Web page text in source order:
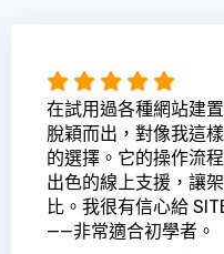
在試用過各種網站建
脫穎而出，對像我這
的選擇。它的操作流
出色的線上支援，讓
比。我很有信心給
——非常適合初學者。